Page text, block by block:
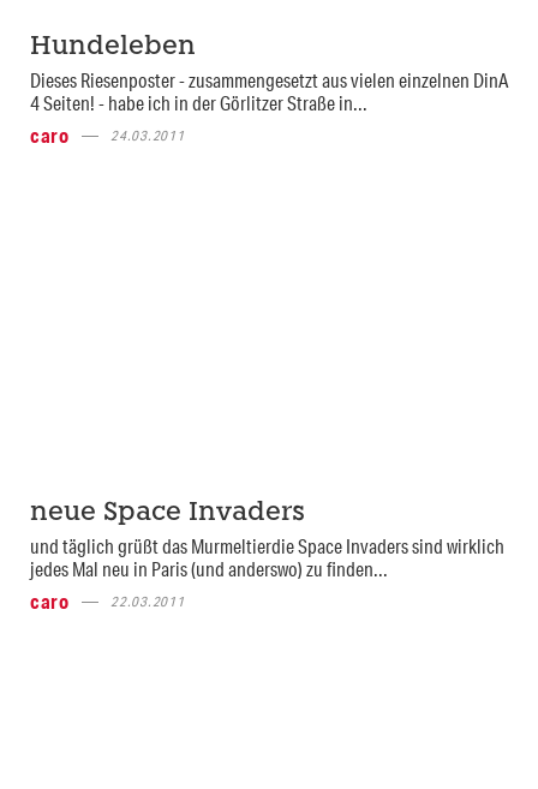
Hundeleben
Dieses Riesenposter - zusammengesetzt aus vielen einzelnen DinA
4 Seiten! - habe ich in der Görlitzer Straße in...
caro
24.03.2011
neue Space Invaders
und täglich grüßt das Murmeltierdie Space Invaders sind wirklich
jedes Mal neu in Paris (und anderswo) zu finden...
caro
22.03.2011